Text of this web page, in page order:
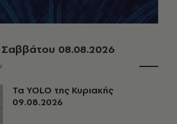
Σαββάτου 08.08.2026
Τα YOLO της Κυριακής
09.08.2026